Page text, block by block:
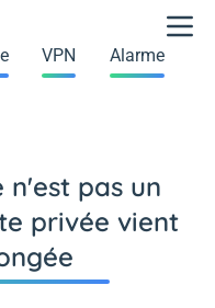
VPN Alarme
n'est pas un
privée vient